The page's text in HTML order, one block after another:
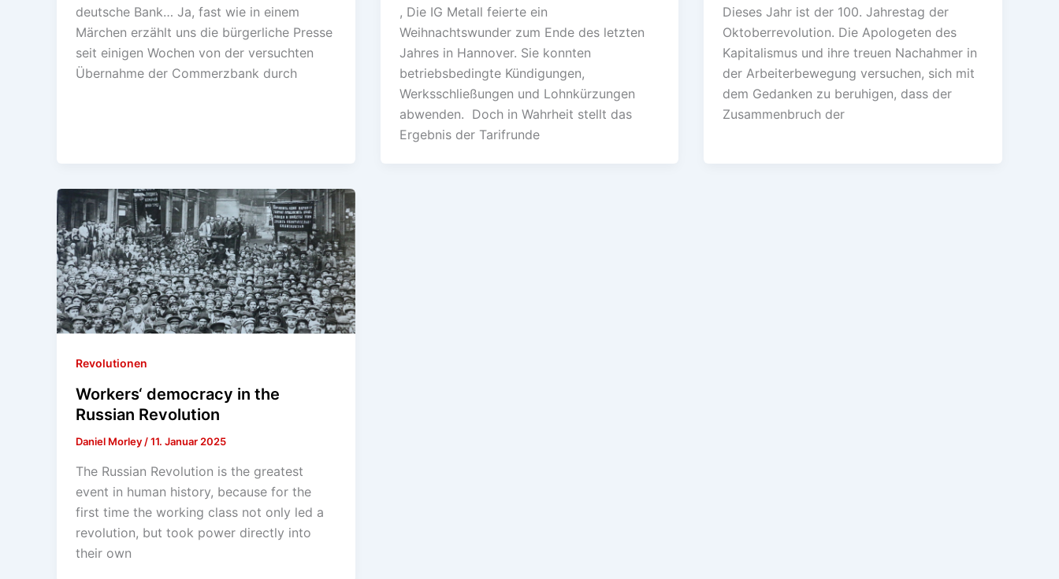
deutsche Bank… Ja, fast wie in einem
Märchen erzählt uns die bürgerliche Presse
seit einigen Wochen von der versuchten
Übernahme der Commerzbank durch
, Die IG Metall feierte ein
Weihnachtswunder zum Ende des letzten
Jahres in Hannover. Sie konnten
betriebsbedingte Kündigungen,
Werksschließungen und Lohnkürzungen
abwenden. Doch in Wahrheit stellt das
Ergebnis der Tarifrunde
Dieses Jahr ist der 100. Jahrestag der
Oktoberrevolution. Die Apologeten des
Kapitalismus und ihre treuen Nachahmer in
der Arbeiterbewegung versuchen, sich mit
dem Gedanken zu beruhigen, dass der
Zusammenbruch der
Revolutionen
Workers‘ democracy in the
Russian Revolution
Daniel Morley/11. Januar 2025
The Russian Revolution is the greatest
event in human history, because for the
first time the working class not only led a
revolution, but took power directly into
their own